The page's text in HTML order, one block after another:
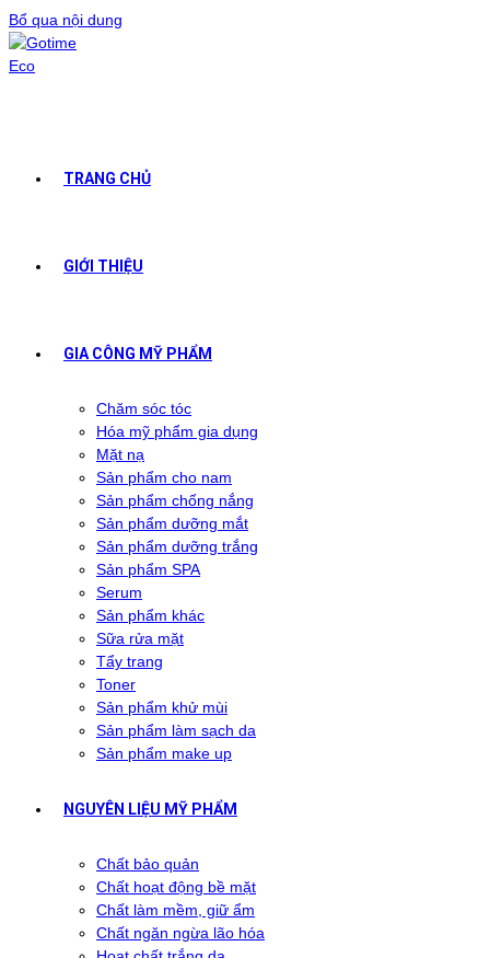
Bổ qua nội dung
TRANG CHỦ
GIỚI THIỆU
GIA CÔNG MỸ PHẨM
Chăm sóc tóc
Hóa mỹ phẩm gia dụng
Mặt nạ
Sản phẩm cho nam
Sản phẩm chống nắng
Sản phẩm dưỡng mắt
Sản phẩm dưỡng trắng
Sản phẩm SPA
Serum
Sản phẩm khác
Sữa rửa mặt
Tẩy trang
Toner
Sản phẩm khử mùi
Sản phẩm làm sạch da
Sản phẩm make up
NGUYÊN LIỆU MỸ PHẨM
Chất bảo quản
Chất hoạt động bề mặt
Chất làm mềm, giữ ẩm
Chất ngăn ngừa lão hóa